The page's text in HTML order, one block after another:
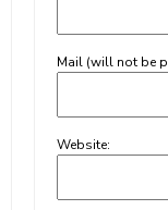
Mail (will not be
Website: